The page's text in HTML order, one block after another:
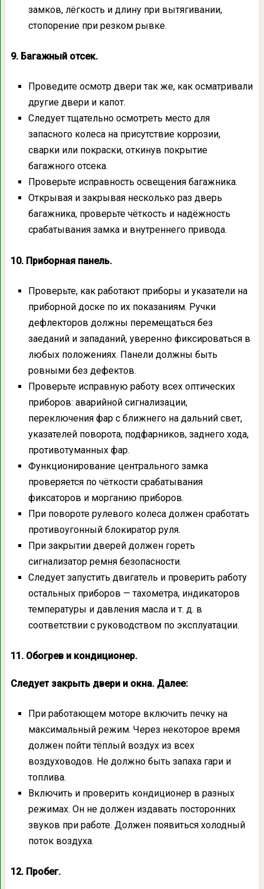
замков, лёгкость и длину при вытягивании,
стопорение при резком рывке.
9. Багажный отсек.
Проведите осмотр двери так же, как осматривали
другие двери и капот.
Следует тщательно осмотреть место для
запасного колеса на присутствие коррозии,
сварки или покраски, откинув покрытие
багажного отсека.
Проверьте исправность освещения багажника.
Открывая и закрывая несколько раз дверь
багажника, проверьте чёткость и надёжность
срабатывания замка и внутреннего привода.
10. Приборная панель.
Проверьте, как работают приборы и указатели на
приборной доске по их показаниям. Ручки
дефлекторов должны перемещаться без
заеданий и западаний, уверенно фиксироваться в
любых положениях. Панели должны быть
ровными без дефектов.
Проверьте исправную работу всех оптических
приборов: аварийной сигнализации,
переключения фар с ближнего на дальний свет,
указателей поворота, подфарников, заднего хода,
противотуманных фар.
Функционирование центрального замка
проверяется по чёткости срабатывания
фиксаторов и морганию приборов.
При повороте рулевого колеса должен сработать
противоугонный блокиратор руля.
При закрытии дверей должен гореть
сигнализатор ремня безопасности.
Следует запустить двигатель и проверить работу
остальных приборов — тахометра, индикаторов
температуры и давления масла и т. д. в
соответствии с руководством по эксплуатации.
11. Обогрев и кондиционер.
Следует закрыть двери и окна. Далее:
При работающем моторе включить печку на
максимальный режим. Через некоторое время
должен пойти тёплый воздух из всех
воздуховодов. Не должно быть запаха гари и
топлива.
Включить и проверить кондиционер в разных
режимах. Он не должен издавать посторонних
звуков при работе. Должен появиться холодный
поток воздуха.
12. Пробег.